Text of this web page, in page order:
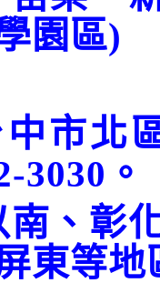
園區)
市北
3030。
、彰
東等地